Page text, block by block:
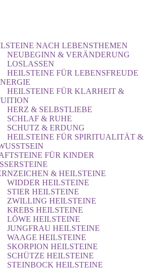
NACH LEBENSTHEMEN
NEUBEGINN & VERÄNDERUNG
LOSLASSEN
HEILSTEINE FÜR LEBENSFREUDE
HEILSTEINE FÜR KLARHEIT &
HERZ & SELBSTLIEBE
SCHLAF & RUHE
SCHUTZ & ERDUNG
HEILSTEINE FÜR SPIRITUALITÄT &
FÜR KINDER
& HEILSTEINE
WIDDER HEILSTEINE
STIER HEILSTEINE
ZWILLING HEILSTEINE
KREBS HEILSTEINE
LÖWE HEILSTEINE
JUNGFRAU HEILSTEINE
WAAGE HEILSTEINE
SKORPION HEILSTEINE
SCHÜTZE HEILSTEINE
STEINBOCK HEILSTEINE